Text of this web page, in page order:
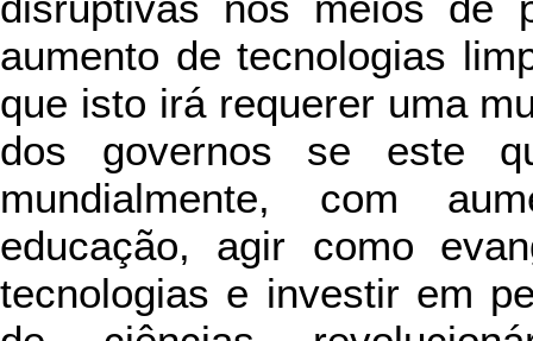
aumento de tecnologias
que isto irá requerer uma
dos governos se este
mundialmente, com
educação, agir como
tecnologias e investir em